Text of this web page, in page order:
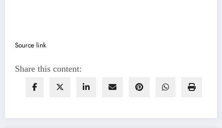
Source link
Share this content: